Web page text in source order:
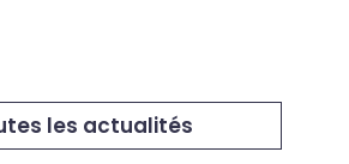
les actualités